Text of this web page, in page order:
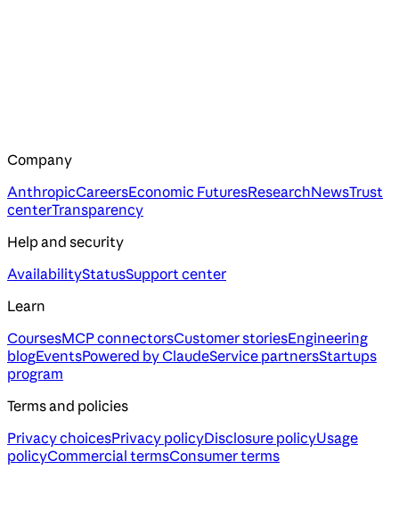
Company
AnthropicCareersEconomic FuturesResearchNewsTrust
centerTransparency
Help and security
AvailabilityStatusSupport center
Learn
CoursesMCP connectorsCustomer storiesEngineering
blogEventsPowered by ClaudeService partnersStartups
program
Terms and policies
Privacy choicesPrivacy policyDisclosure policyUsage
policyCommercial termsConsumer terms